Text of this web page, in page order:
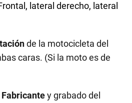
lateral derecho, lateral
de la motocicleta del
caras. (Si la moto es de
Fabricantey grabado del